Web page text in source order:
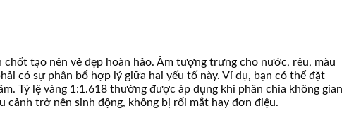
tạo nên vẻ đẹp hoàn hảo. Âm tượng trưng cho nước, rêu, màu
có sự phân bổ hợp lý giữa hai yếu tố này. Ví dụ, bạn có thể đặt
Tỷ lệ vàng 1:1.618 thường được áp dụng khi phân chia không gian
cảnh trở nên sinh động, không bị rối mắt hay đơn điệu.